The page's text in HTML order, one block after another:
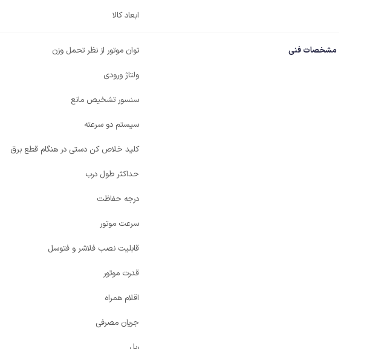
ابعاد کالا
مشخصات فنی توان موتور از نظر تحمل وزن
ولتاژ ورودی
سنسور تشخیص مانع
سیستم دو سرعته
کلید خلاص کن دستی در هنگام قطع برق
حداکثر طول درب
درجه حفاظت
سرعت موتور
قابلیت نصب فلاشر و فتوسل
قدرت موتور
اقلام همراه
جریان مصرفی